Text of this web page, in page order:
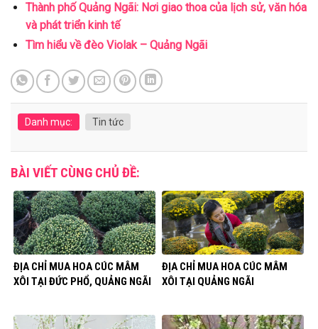
Thành phố Quảng Ngãi: Nơi giao thoa của lịch sử, văn hóa
và phát triển kinh tế
Tìm hiểu về đèo Violak – Quảng Ngãi
Danh mục: Tin tức
BÀI VIẾT CÙNG CHỦ ĐỀ:
ĐỊA CHỈ MUA HOA CÚC MÂM
XÔI TẠI ĐỨC PHỔ, QUẢNG NGÃI
ĐỊA CHỈ MUA HOA CÚC MÂM
XÔI TẠI QUẢNG NGÃI